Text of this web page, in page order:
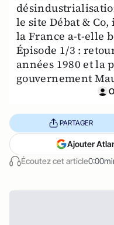
le site Débat &
la France a-t-elle
Épisode 1/3 :
années 1980 et la
gouvernement
Écoutez cet article
PARTAGER
Ajouter